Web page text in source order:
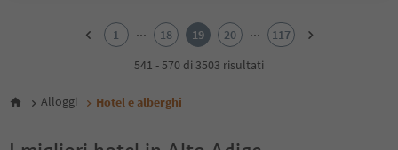
6
1 ... 18 19 20 ...
117
541 - 570 di 3503 risultati
Alloggi Hotel e alberghi